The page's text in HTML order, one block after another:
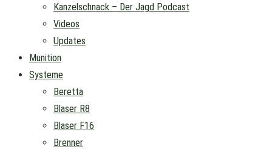
Kanzelschnack – Der Jagd Podcast
Videos
Updates
Munition
Systeme
Beretta
Blaser R8
Blaser F16
Brenner